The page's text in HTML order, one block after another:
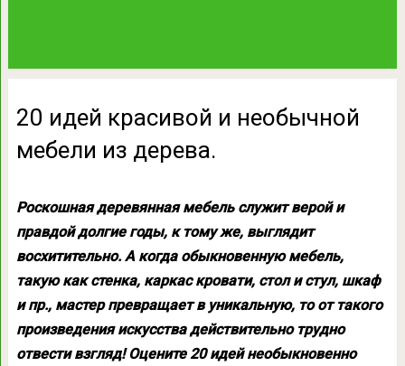
20 идей красивой и необычной
мебели из дерева.
Роскошная деревянная мебель служит верой и
правдой долгие годы, к тому же, выглядит
восхитительно. А когда обыкновенную мебель,
такую как стенка, каркас кровати, стол и стул, шкаф
и пр., мастер превращает в уникальную, то от такого
произведения искусства действительно трудно
отвести взгляд! Оцените 20 идей необыкновенно